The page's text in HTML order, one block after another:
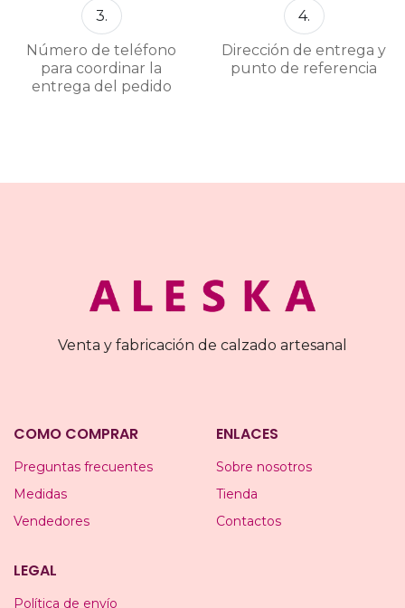
3.
Número de teléfono
para coordinar la
entrega del pedido
4.
Dirección de entrega y
punto de referencia
Venta y fabricación de calzado artesanal
COMO COMPRAR
Preguntas frecuentes
Medidas
Vendedores
ENLACES
Sobre nosotros
Tienda
Contactos
LEGAL
Política de envío